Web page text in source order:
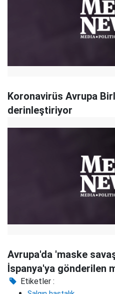
Koronavirüs Avrupa
derinleştiriyor
Avrupa'da 'maske
İspanya'ya gönderilen
Etiketler :